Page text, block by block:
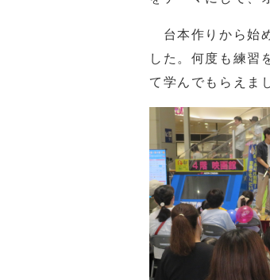
台本作りから始
した。何度も練習
て学んでもらえま